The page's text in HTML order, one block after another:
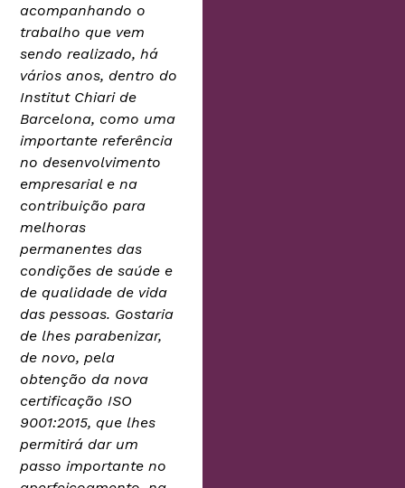
acompanhando o
trabalho que vem
sendo realizado, há
vários anos, dentro do
Institut Chiari de
Barcelona, como uma
importante referência
no desenvolvimento
empresarial e na
contribuição para
melhoras
permanentes das
condições de saúde e
de qualidade de vida
das pessoas. Gostaria
de lhes parabenizar,
de novo, pela
obtenção da nova
certificação ISO
9001:2015, que lhes
permitirá dar um
passo importante no